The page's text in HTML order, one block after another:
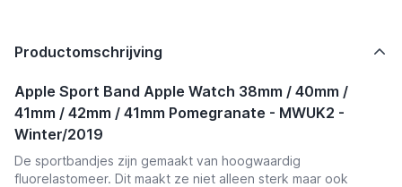
Productomschrijving
Apple Sport Band Apple Watch 38mm / 40mm /
41mm / 42mm / 41mm Pomegranate - MWUK2 -
Winter/2019
De sportbandjes zijn gemaakt van hoogwaardig
fluorelastomeer. Dit maakt ze niet alleen sterk maar ook